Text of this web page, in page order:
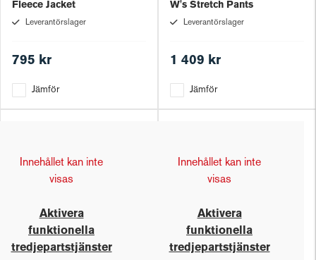
Fleece Jacket
Leverantörslager
795 kr
Jämför
W's Stretch Pants
Leverantörslager
1 409 kr
Jämför
Innehållet kan inte
visas
Aktivera
funktionella
tredjepartstjänster
Innehållet kan inte
visas
Aktivera
funktionella
tredjepartstjänster